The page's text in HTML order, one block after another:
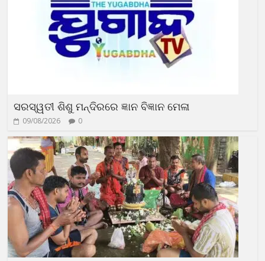
ସରସ୍ୱତୀ ଶିଶୁ ମନ୍ଦିରରେ ଜ୍ଞାନ ବିଜ୍ଞାନ ମେଳା
09/08/2026 0